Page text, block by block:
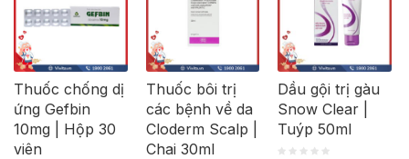
Thuốc chống dị
ứng Gefbin
10mg | Hộp 30
viên
Thuốc bôi trị
các bệnh về da
Cloderm Scalp |
Chai 30ml
Dầu gội trị gàu
Snow Clear |
Tuýp 50ml